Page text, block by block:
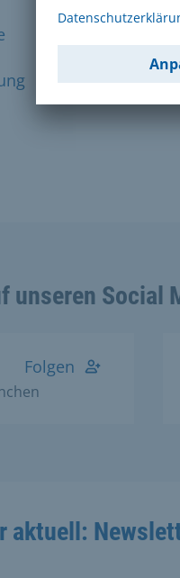
Soziale
unseren Social
Folgen
aktuell: